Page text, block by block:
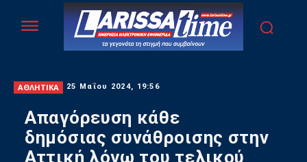
ΑΘΛΗΤΙΚΑ 25 Μαΐου 2024, 19:56
Απαγόρευση κάθε
δημόσιας συνάθροισης στην
Αττική λόγω του τελικού